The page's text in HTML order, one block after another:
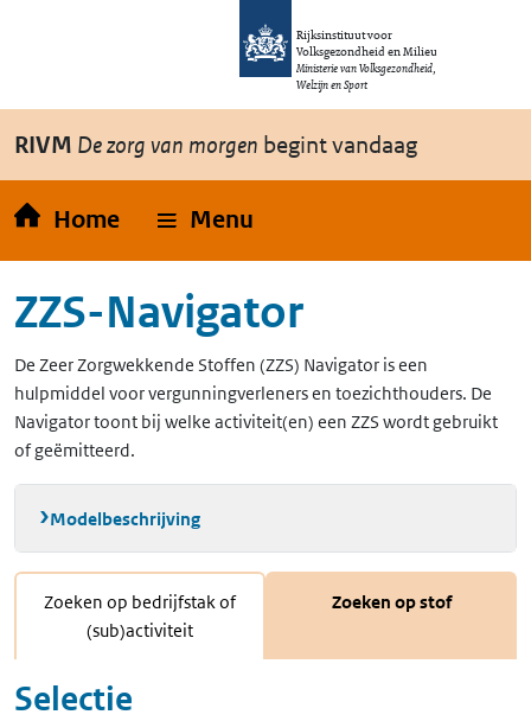
Overslaan en naar de inhoud gaan
Rijksinstituut voor
Volksgezondheid en Milieu
Ministerie van Volksgezondheid,
Welzijn en Sport
RIVM De zorg van morgen begint vandaag
Home Menu
ZZS-Navigator
De Zeer Zorgwekkende Stoffen (ZZS) Navigator is een
hulpmiddel voor vergunningverleners en toezichthouders. De
Navigator toont bij welke activiteit(en) een ZZS wordt gebruikt
of geëmitteerd.
Modelbeschrijving
Zoeken op bedrijfstak of
(sub)activiteit
Zoeken op stof
Selectie